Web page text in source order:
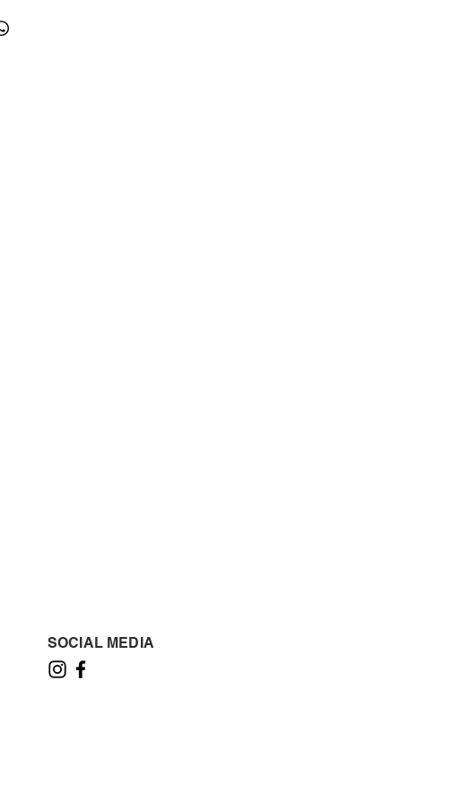
SOCIAL MEDIA